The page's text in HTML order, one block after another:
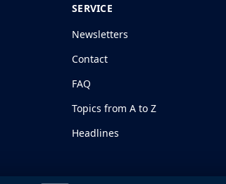
SERVICE
Newsletters
Contact
FAQ
Topics from A to Z
Headlines